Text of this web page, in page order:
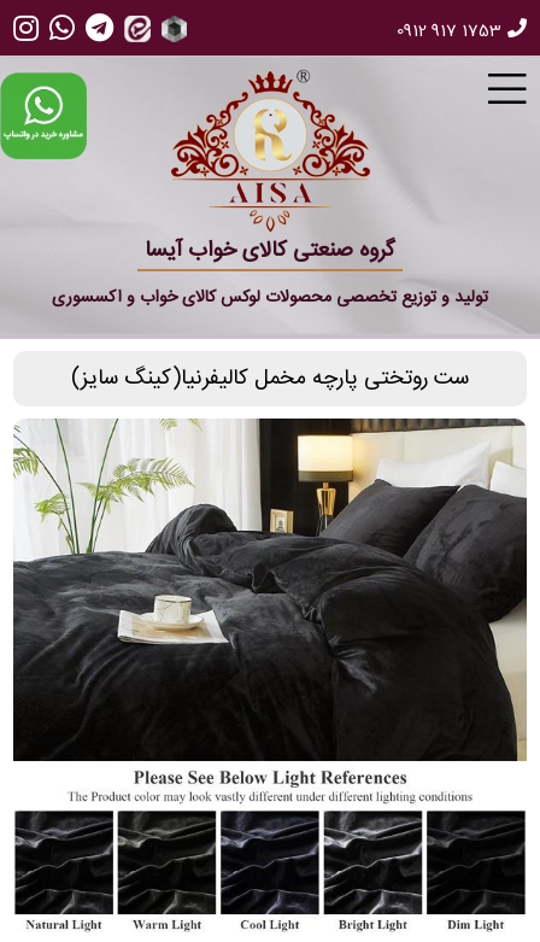
0912 917 1753
گروه صنعتی کالای خواب آیسا
تولید و توزیع تخصصی محصولات لوکس کالای خواب و اکسسوری
ست روتختی پارچه مخمل کالیفرنیا(کینگ سایز)